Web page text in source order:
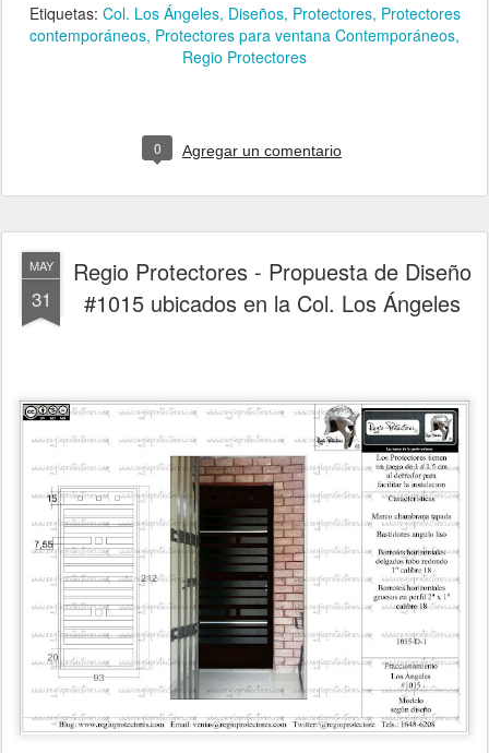
Etiquetas: Col. Los Ángeles Diseños Protectores Protectores
contemporáneos Protectores para ventana Contemporáneos
Regio Protectores
0 Agregar un comentario
MAY
31
Regio Protectores - Propuesta de Diseño
#1015 ubicados en la Col. Los Ángeles